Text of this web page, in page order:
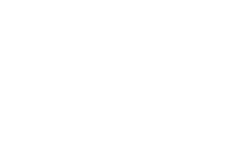
Arłamów, Augustów, Babice Stare, Bachanowo,